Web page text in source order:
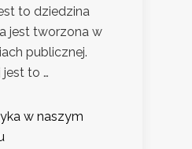
to dziedzina
jest tworzona w
publicznej.
to …
w naszym